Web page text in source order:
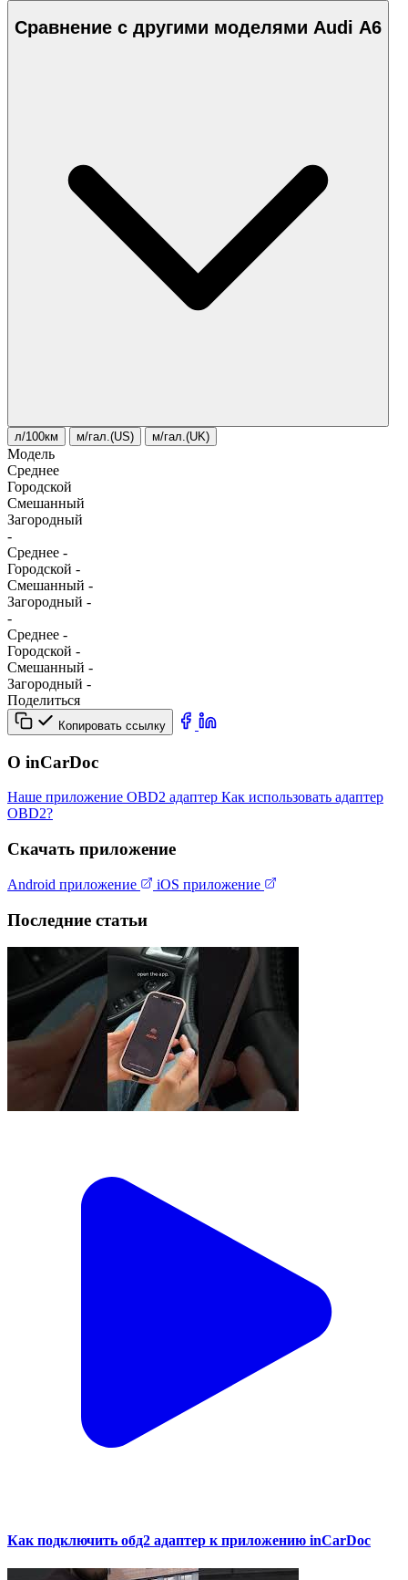
Сравнение с другими моделями Audi A6
л/100км м/гал.(US) м/гал.(UK)
Модель
Среднее
Городской
Смешанный
Загородный
-
Среднее -
Городской -
Смешанный -
Загородный -
-
Среднее -
Городской -
Смешанный -
Загородный -
Поделиться
Копировать ссылку
О inCarDoc
Наше приложение OBD2 адаптер Как использовать адаптер
OBD2?
Скачать приложение
Android приложение iOS приложение
Последние статьи
Как подключить обд2 адаптер к приложению inCarDoc